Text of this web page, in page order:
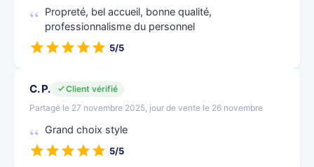
Propreté, bel accueil, bonne qualité,
professionnalisme du personnel
5/5
C. P.
Client vérifié
Partagé le 27 novembre 2025, jour de vente le 26 novembre
Grand choix style
5/5